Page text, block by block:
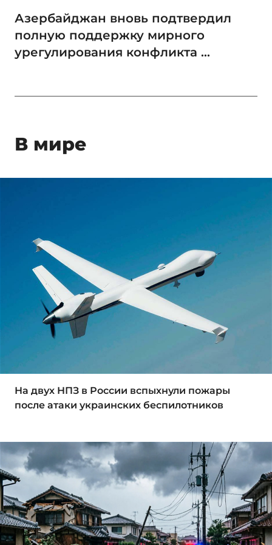
Азербайджан вновь подтвердил
полную поддержку мирного
урегулирования конфликта ...
В мире
На двух НПЗ в России вспыхнули пожары
после атаки украинских беспилотников